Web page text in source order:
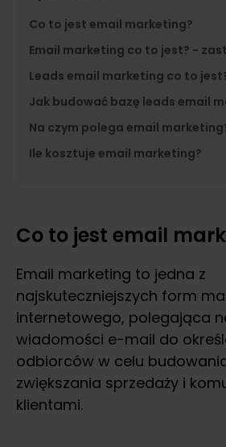
Co to jest email marketing?
Email marketing co to jest? -
Leads email marketing co to
Jak budować bazę leads email
Na czym polega email
Ile kosztuje email marketing?
Co to jest email
Email marketing to jedna z
najskuteczniejszych form
internetowego, polegająca
wiadomości e-mail do
odbiorców w celu
zwiększania sprzedaży i
klientami.